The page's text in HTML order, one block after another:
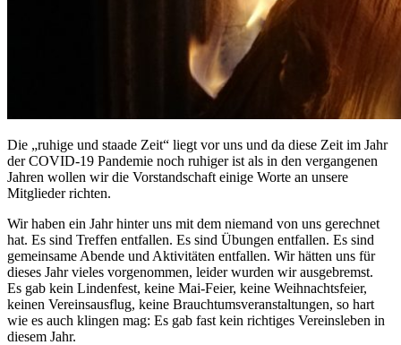
Die „ruhige und staade Zeit“ liegt vor uns und da diese Zeit im Jahr
der COVID-19 Pandemie noch ruhiger ist als in den vergangenen
Jahren wollen wir die Vorstandschaft einige Worte an unsere
Mitglieder richten.
Wir haben ein Jahr hinter uns mit dem niemand von uns gerechnet
hat. Es sind Treffen entfallen. Es sind Übungen entfallen. Es sind
gemeinsame Abende und Aktivitäten entfallen. Wir hätten uns für
dieses Jahr vieles vorgenommen, leider wurden wir ausgebremst.
Es gab kein Lindenfest, keine Mai-Feier, keine Weihnachtsfeier,
keinen Vereinsausflug, keine Brauchtumsveranstaltungen, so hart
wie es auch klingen mag: Es gab fast kein richtiges Vereinsleben in
diesem Jahr.